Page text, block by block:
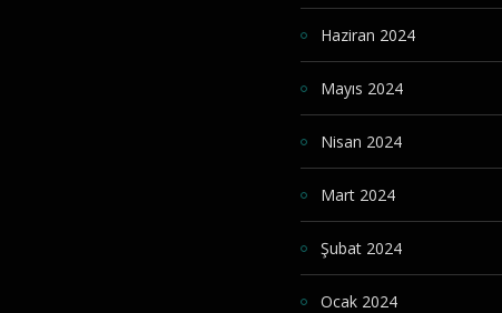
Haziran 2024
Mayıs 2024
Nisan 2024
Mart 2024
Şubat 2024
Ocak 2024